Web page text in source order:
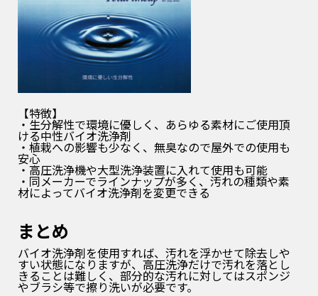
【特徴】
・生分解性で環境に優しく、あらゆる素材にご使用頂
ける中性バイオ洗浄剤
・植栽への影響も少なく、無臭なので屋外での使用も
安心
・高圧洗浄機や大型洗浄装置に入れて使用も可能
・同メーカーでラインナップが多く、汚れの種類や素
材によってバイオ洗浄剤を変更できる
まとめ
バイオ洗浄剤を使用すれば、汚れを浮かせて除去しや
すい状態になりますが、 高圧洗浄だけで汚れを落とし
きることは難しく、部分的な汚れに対してはスポンジ
やブラシ等で擦り洗いが必要です。